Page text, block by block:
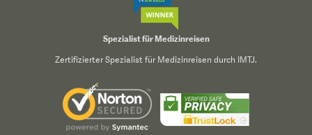
Spezialist für Medizinreisen
Zertifizierter Spezialist für Medizinreisen durch IMTJ.